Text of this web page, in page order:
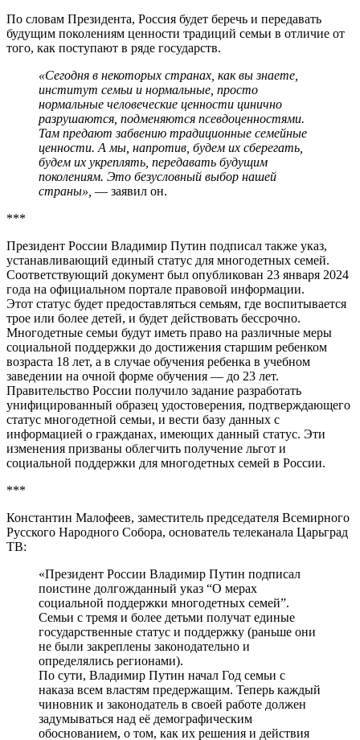
По словам Президента, Россия будет беречь и передавать
будущим поколениям ценности традиций семьи в отличие от
того, как поступают в ряде государств.
«Сегодня в некоторых странах, как вы знаете,
институт семьи и нормальные, просто
нормальные человеческие ценности цинично
разрушаются, подменяются псевдоценностями.
Там предают забвению традиционные семейные
ценности. А мы, напротив, будем их сберегать,
будем их укреплять, передавать будущим
поколениям. Это безусловный выбор нашей
страны», — заявил он.
***
Президент России Владимир Путин подписал также указ,
устанавливающий единый статус для многодетных семей.
Соответствующий документ был опубликован 23 января 2024
года на официальном портале правовой информации.
Этот статус будет предоставляться семьям, где воспитывается
трое или более детей, и будет действовать бессрочно.
Многодетные семьи будут иметь право на различные меры
социальной поддержки до достижения старшим ребенком
возраста 18 лет, а в случае обучения ребенка в учебном
заведении на очной форме обучения — до 23 лет.
Правительство России получило задание разработать
унифицированный образец удостоверения, подтверждающего
статус многодетной семьи, и вести базу данных с
информацией о гражданах, имеющих данный статус. Эти
изменения призваны облегчить получение льгот и
социальной поддержки для многодетных семей в России.
***
Константин Малофеев, заместитель председателя Всемирного
Русского Народного Собора, основатель телеканала Царьград
ТВ:
«Президент России Владимир Путин подписал
поистине долгожданный указ “О мерах
социальной поддержки многодетных семей”.
Семьи с тремя и более детьми получат единые
государственные статус и поддержку (раньше они
не были закреплены законодательно и
определялись регионами).
По сути, Владимир Путин начал Год семьи с
наказа всем властям предержащим. Теперь каждый
чиновник и законодатель в своей работе должен
задумываться над её демографическим
обоснованием, о том, как их решения и действия